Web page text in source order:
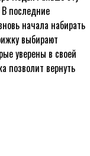
последние
начала набирать
выбирают
уверены в своей
позволит вернуть